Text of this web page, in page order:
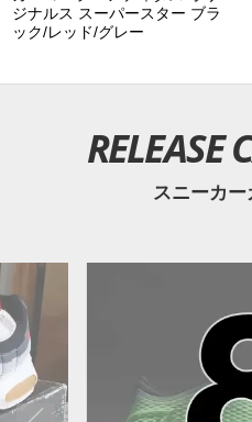
ジナルス スーパースター ブラ
ック/レッド/グレー
RELEASE
スニーカ